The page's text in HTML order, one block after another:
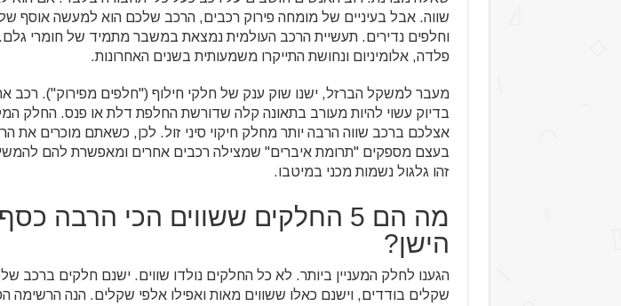
שווה. אבל בעיניים של מומחה פירוק רכבים, הרכב שלכם הוא למעשה אוסף
וחלפים נדירים. תעשיית הרכב העולמית נמצאת במשבר מתמיד של חומרי
פלדה, אלומיניום ונחושת התייקרו משמעותית בשנים האחרונות.
מעבר למשקל הברזל, ישנו שוק ענק של חלקי חילוף ("חלפים מפירוק"). רכב
בדיוק עשוי להיות מעורב בתאונה קלה שדורשת החלפת דלת או פנס. החלק
אצלכם ברכב שווה הרבה יותר מחלק חיקוי סיני זול. לכן, כשאתם מוכרים את
בעצם מספקים "תרומת איברים" שמצילה רכבים אחרים ומאפשרת להם
זהו גלגול נשמות מכני במיטבו.
מה הם 5 החלקים ששווים הכי הרבה
הישן?
הגענו לחלק המעניין ביותר. לא כל החלקים נולדו שווים. ישנם חלקים ברכב
שקלים בודדים, וישנם כאלו ששווים מאות ואפילו אלפי שקלים. הנה הרשימה